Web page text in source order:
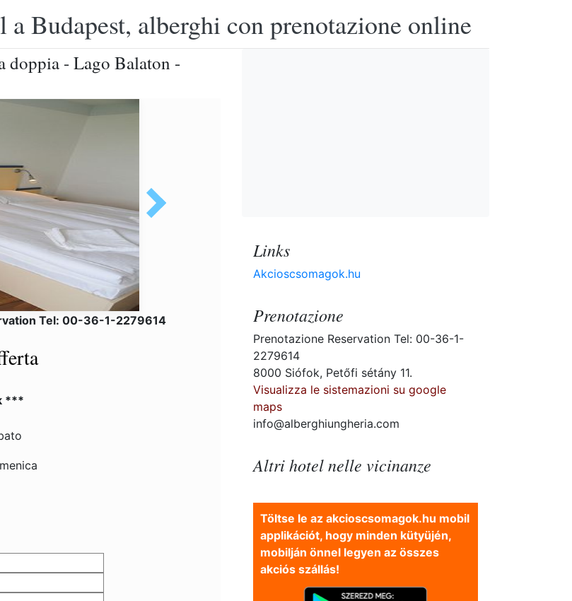
Budapest, alberghi con prenotazione online
doppia - Lago Balaton -
Tel: 00-36-1-2279614
***
Links
Akcioscsomagok.hu
Prenotazione
Prenotazione Reservation Tel: 00-36-1-
2279614
8000 Siófok, Petőfi sétány 11.
Visualizza le sistemazioni su google
maps
info@alberghiungheria.com
Altri hotel nelle vicinanze
Töltse le az akcioscsomagok.hu mobil
applikációt, hogy minden kütyüjén,
mobilján önnel legyen az összes
akciós szállás!